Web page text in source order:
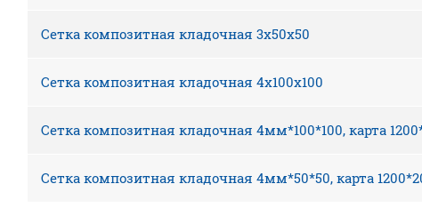
Сетка композитная кладочная 3х50х50
Сетка композитная кладочная 4х100х100
Сетка композитная кладочная 4мм*100*100, карта
Сетка композитная кладочная 4мм*50*50, карта